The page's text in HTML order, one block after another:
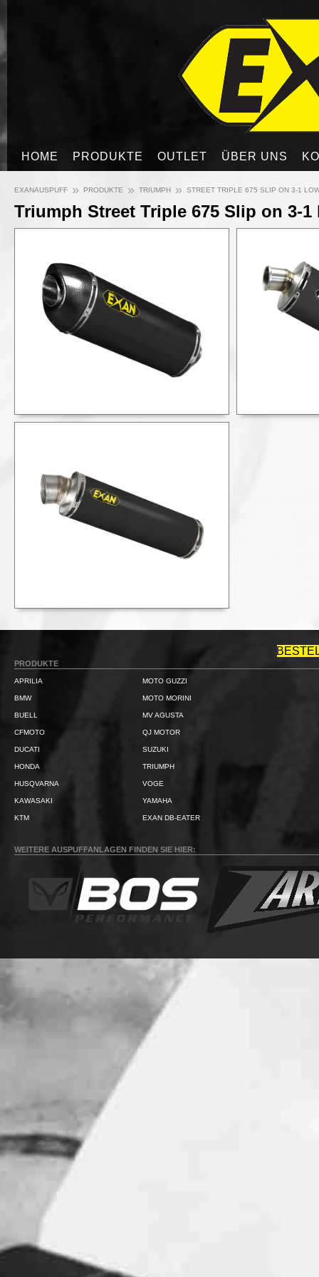
HOME PRODUKTE OUTLET ÜBER UNS
EXANAUSPUFF » PRODUKTE » TRIUMPH » STREET TRIPLE 675 SLIP ON 3-1
Triumph Street Triple 675 Slip on 3-1
PRODUKTE
APRILIA
BMW
BUELL
CFMOTO
DUCATI
HONDA
HUSQVARNA
KAWASAKI
KTM
MOTO GUZZI
MOTO MORINI
MV AGUSTA
QJ MOTOR
SUZUKI
TRIUMPH
VOGE
YAMAHA
EXAN DB-EATER
WEITERE AUSPUFFANLAGEN FINDEN SIE HIER: